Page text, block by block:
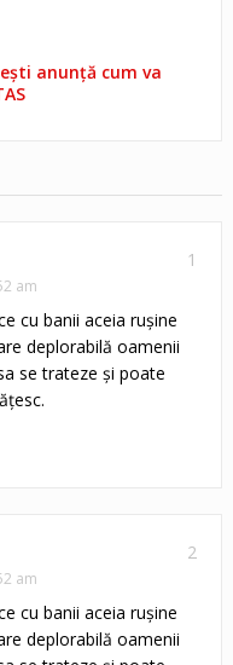
anunță cum va
1
am
cu banii aceia rușine
deplorabilă oamenii
se trateze și poate
2
am
cu banii aceia rușine
deplorabilă oamenii